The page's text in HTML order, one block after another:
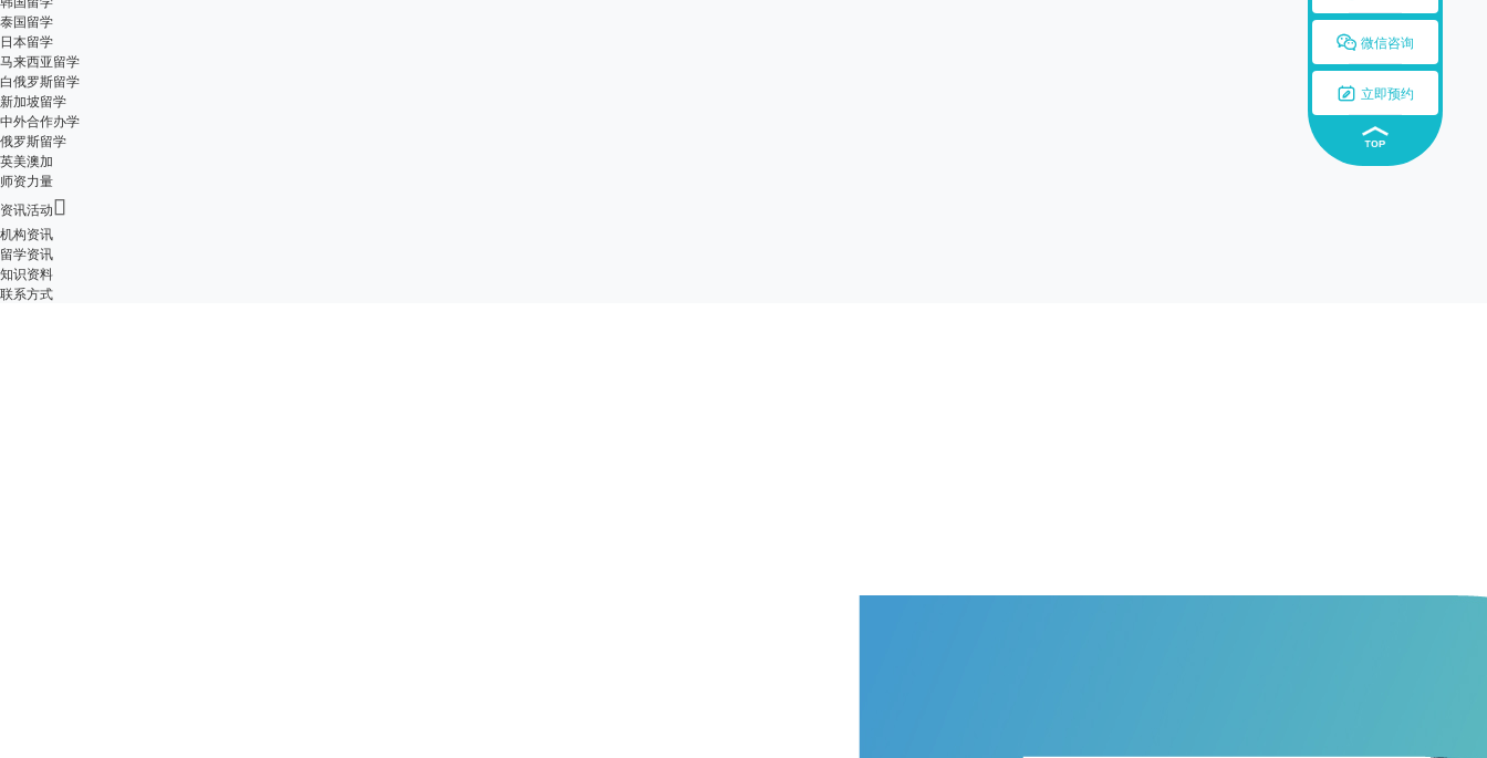
泰国留学
日本留学
马来西亚留学
白俄罗斯留学
新加坡留学
中外合作办学
俄罗斯留学
英美澳加
师资力量
资讯活动
机构资讯
留学资讯
知识资料
联系方式
 微信咨询
 立即预约